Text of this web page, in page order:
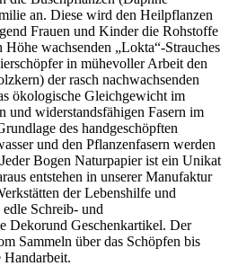
an. Diese wird den Heilpflanzen
Frauen und Kinder die Rohstoffe
wachsenden „Lokta“-Strauches
in mühevoller Arbeit den
der rasch nachwachsenden
ökologische Gleichgewicht im
und widerstandsfähigen Fasern im
des handgeschöpften
und den Pflanzenfasern werden
Bogen Naturpapier ist ein Unikat
entstehen in unserer Manufaktur
der Lebenshilfe und
Schreib- und
Dekorund Geschenkartikel. Der
Sammeln über das Schöpfen bis
Handarbeit.